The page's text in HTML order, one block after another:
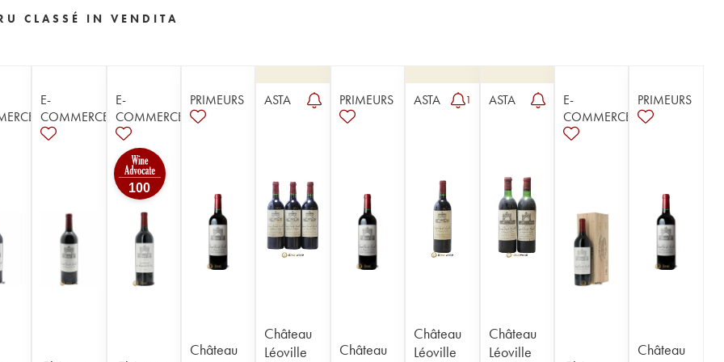
CLASSÉ IN VENDITA
E-
COMMERCE
E-
COMMERCE
100
PRIMEURS
Château
ASTA
Château
Léoville
PRIMEURS
Château
ASTA 1
Château
Léoville
ASTA
Château
Léoville
E-
COMMERCE
PRIMEURS
Château